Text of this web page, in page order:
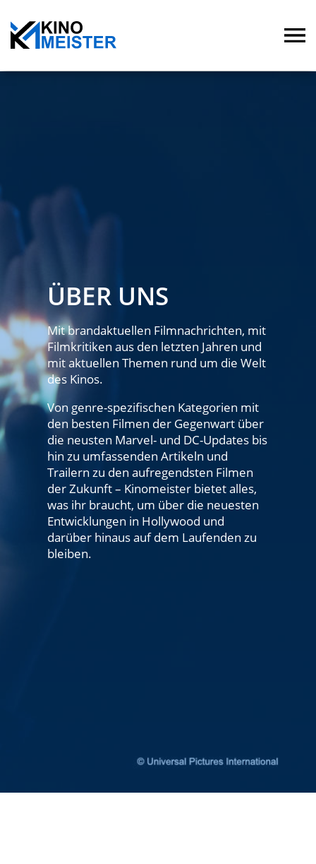
ÜBER UNS
Mit brandaktuellen Filmnachrichten, mit
Filmkritiken aus den letzten Jahren und
mit aktuellen Themen rund um die Welt
des Kinos.
Von genre-spezifischen Kategorien mit
den besten Filmen der Gegenwart über
die neusten Marvel- und DC-Updates bis
hin zu umfassenden Artikeln und
Trailern zu den aufregendsten Filmen
der Zukunft – Kinomeister bietet alles,
was ihr braucht, um über die neuesten
Entwicklungen in Hollywood und
darüber hinaus auf dem Laufenden zu
bleiben.